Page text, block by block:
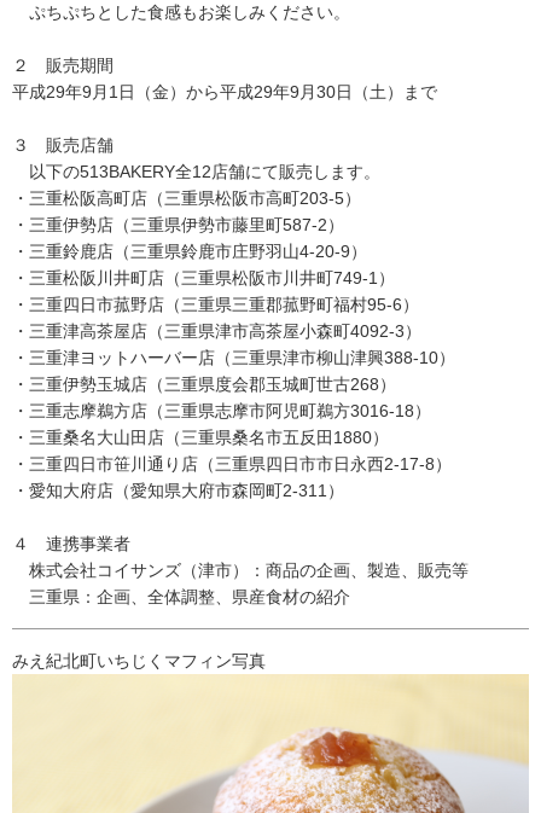
ぷちぷちとした食感もお楽しみください。
２ 販売期間
平成29年9月1日（金）から平成29年9月30日（土）まで
３ 販売店舗
以下の513BAKERY全12店舗にて販売します。
・三重松阪高町店（三重県松阪市高町203-5）
・三重伊勢店（三重県伊勢市藤里町587-2）
・三重鈴鹿店（三重県鈴鹿市庄野羽山4-20-9）
・三重松阪川井町店（三重県松阪市川井町749-1）
・三重四日市菰野店（三重県三重郡菰野町福村95-6）
・三重津高茶屋店（三重県津市高茶屋小森町4092-3）
・三重津ヨットハーバー店（三重県津市柳山津興388-10）
・三重伊勢玉城店（三重県度会郡玉城町世古268）
・三重志摩鵜方店（三重県志摩市阿児町鵜方3016-18）
・三重桑名大山田店（三重県桑名市五反田1880）
・三重四日市笹川通り店（三重県四日市市日永西2-17-8）
・愛知大府店（愛知県大府市森岡町2-311）
４ 連携事業者
株式会社コイサンズ（津市）：商品の企画、製造、販売等
三重県：企画、全体調整、県産食材の紹介
みえ紀北町いちじくマフィン写真